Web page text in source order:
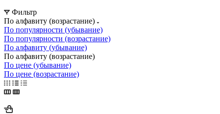
Фильтр
По алфавиту (возрастание)
По популярности (убывание)
По популярности (возрастание)
По алфавиту (убывание)
По алфавиту (возрастание)
По цене (убывание)
По цене (возрастание)